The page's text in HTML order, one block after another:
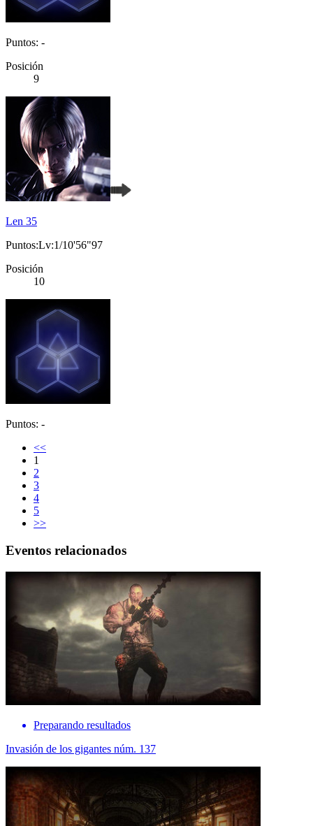
Puntos: -
Posición
9
Len 35
Puntos:Lv:1/10'56"97
Posición
10
Puntos: -
<<
1
2
3
4
5
>>
Eventos relacionados
Preparando resultados
Invasión de los gigantes núm. 137